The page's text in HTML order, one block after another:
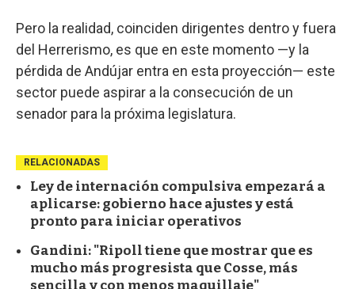
Pero la realidad, coinciden dirigentes dentro y fuera
del Herrerismo, es que en este momento —y la
pérdida de Andújar entra en esta proyección— este
sector puede aspirar a la consecución de un
senador para la próxima legislatura.
RELACIONADAS
Ley de internación compulsiva empezará a
aplicarse: gobierno hace ajustes y está
pronto para iniciar operativos
Gandini: "Ripoll tiene que mostrar que es
mucho más progresista que Cosse, más
sencilla y con menos maquillaje"